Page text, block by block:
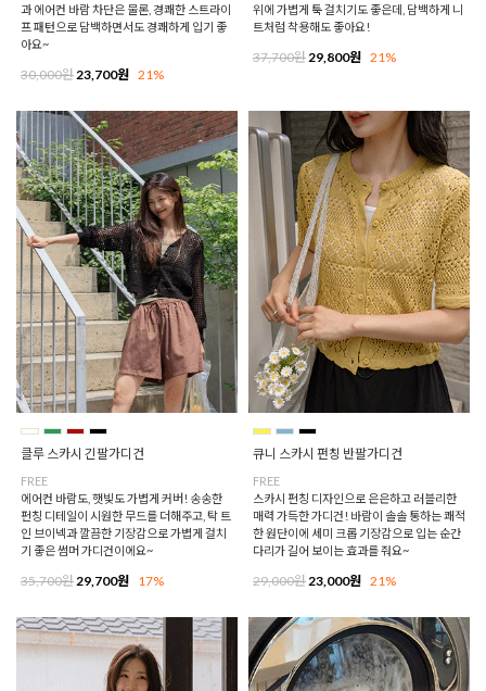
과 에어컨 바람 차단은 물론, 경쾌한 스트라이
프 패턴으로 담백하면서도 경쾌하게 입기 좋
아요~
30,000원 23,700원 21%
위에 가볍게 툭 걸치기도 좋은데, 담백하게 니
트처럼 착용해도 좋아요!
37,700원 29,800원 21%
클루 스카시 긴팔가디건
FREE
에어컨 바람도, 햇빛도 가볍게 커버! 송송한
펀칭 디테일이 시원한 무드를 더해주고, 탁 트
인 브이넥과 깔끔한 기장감으로 가볍게 걸치
기 좋은 썸머 가디건이에요~
35,700원29,700원 17%
큐니 스카시 펀칭 반팔가디건
FREE
스카시 펀칭 디자인으로 은은하고 러블리한
매력 가득한 가디건! 바람이 솔솔 통하는 쾌적
한 원단이에 세미 크롭 기장감으로 입는 순간
다리가 길어 보이는 효과를 줘요~
29,000원23,000원 21%